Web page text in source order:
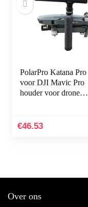
PolarPro Katana Pro
voor DJI Mavic Pro
houder voor drone
€46.53
Over ons